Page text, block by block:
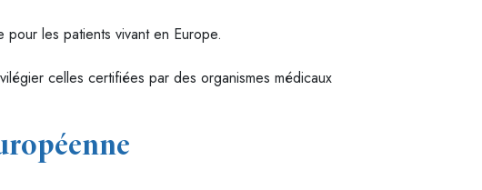
les patients vivant en Europe.
celles certifiées par des organismes médicaux